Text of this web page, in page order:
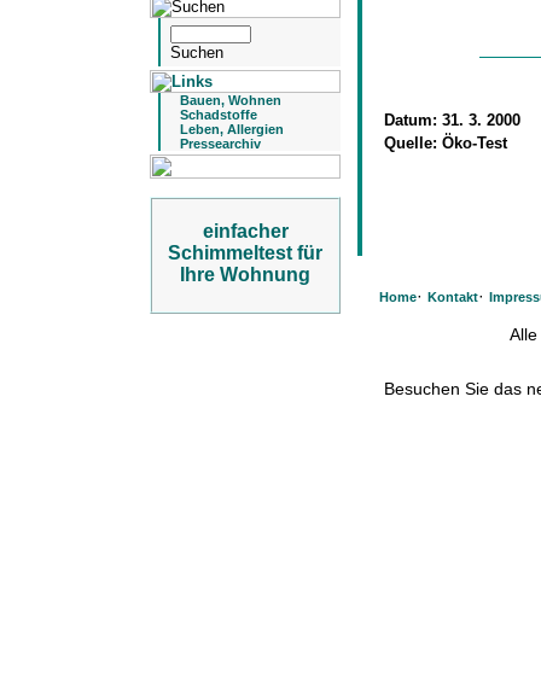
Bauen, Wohnen
Schadstoffe
Leben, Allergien
Pressearchiv
einfacher
Schimmeltest für
Ihre Wohnung
Datum: 31. 3. 2000
Quelle: Öko-Test
Home· Kontakt·
Besuchen Sie das